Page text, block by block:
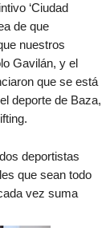
‘Ciudad
de que
nuestros
Gavilán, y el
que se está
deporte de Baza,
deportistas
que sean todo
vez suma